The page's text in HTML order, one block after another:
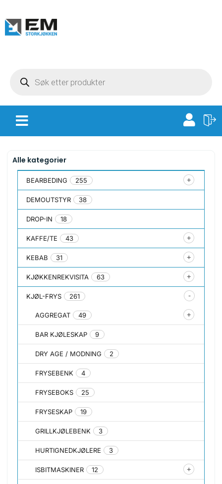
Alle kategorier
BEARBEDING 255
DEMOUTSTYR 38
DROP-IN 18
KAFFE/TE 43
KEBAB 31
KJØKKENREKVISITA 63
KJØL-FRYS 261
AGGREGAT 49
BAR KJØLESKAP 9
DRY AGE / MODNING 2
FRYSEBENK 4
FRYSEBOKS 25
FRYSESKAP 19
GRILLKJØLEBENK 3
HURTIGNEDKJØLERE 3
ISBITMASKINER 12